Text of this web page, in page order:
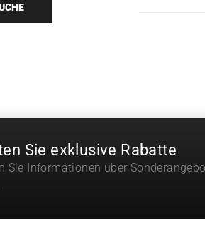
Sie exklusive Rabatte
Sie Informationen über